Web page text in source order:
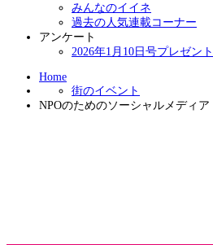
みんなのイイネ
過去の人気連載コーナー
アンケート
2026年1月10日号プレゼン
Home
街のイベント
NPOのためのソーシャルメディア